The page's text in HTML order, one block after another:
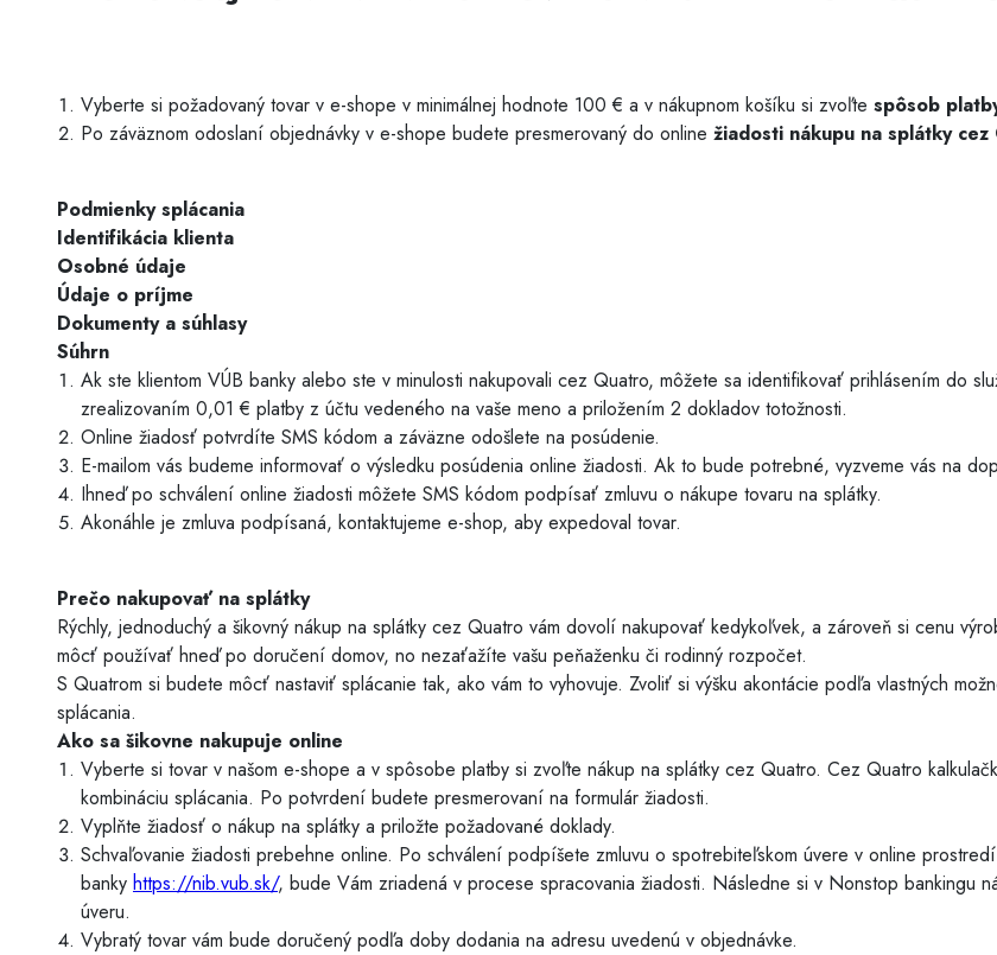
Záložné zdroje
Vyberte si požadovaný tovar v e-shope v minimálnej hodnote 100 € a v nákupnom košíku si zvoľte spôsob
Po záväznom odoslaní objednávky v e-shope budete presmerovaný do online žiadosti nákupu na splátky
Podmienky splácania
Identifikácia klienta
Osobné údaje
Údaje o príjme
Dokumenty a súhlasy
Súhrn
Ak ste klientom VÚB banky alebo ste v minulosti nakupovali cez Quatro, môžete sa identifikovať prihlásením do
zrealizovaním 0,01 € platby z účtu vedeného na vaše meno a priložením 2 dokladov totožnosti.
Online žiadosť potvrdíte SMS kódom a záväzne odošlete na posúdenie.
E-mailom vás budeme informovať o výsledku posúdenia online žiadosti. Ak to bude potrebné, vyzveme vás na
Ihneď po schválení online žiadosti môžete SMS kódom podpísať zmluvu o nákupe tovaru na splátky.
Akonáhle je zmluva podpísaná, kontaktujeme e-shop, aby expedoval tovar.
Prečo nakupovať na splátky
Rýchly, jednoduchý a šikovný nákup na splátky cez Quatro vám dovolí nakupovať kedykoľvek, a zároveň si cenu
môcť používať hneď po doručení domov, no nezaťažíte vašu peňaženku či rodinný rozpočet.
S Quatrom si budete môcť nastaviť splácanie tak, ako vám to vyhovuje. Zvoliť si výšku akontácie podľa vlastných
splácania.
Ako sa šikovne nakupuje online
Vyberte si tovar v našom e-shope a v spôsobe platby si zvoľte nákup na splátky cez Quatro. Cez Quatro
kombináciu splácania. Po potvrdení budete presmerovaní na formulár žiadosti.
Vyplňte žiadosť o nákup na splátky a priložte požadované doklady.
Schvaľovanie žiadosti prebehne online. Po schválení podpíšete zmluvu o spotrebiteľskom úvere v online
banky https://nib.vub.sk/, bude Vám zriadená v procese spracovania žiadosti. Následne si v Nonstop bankingu
úveru.
Vybratý tovar vám bude doručený podľa doby dodania na adresu uvedenú v objednávke.